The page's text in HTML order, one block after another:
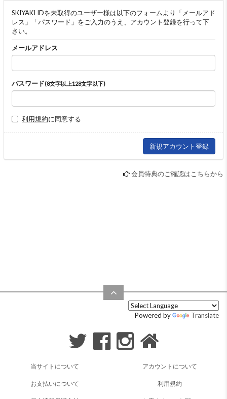
SKIYAKI IDを未取得のユーザー様は以下のフォームより「メールアド
レス」「パスワード」をご入力のうえ、アカウント登録を行って下
さい。
メールアドレス
パスワード(8文字以上128文字以下)
利用規約に同意する
会員特典のご確認はこちらから
Powered by Translate
当サイトについて アカウントについて
お支払いについて 利用規約